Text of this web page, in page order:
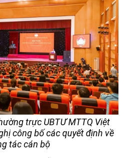
trực UBTƯ MTTQ Việt
công bố các quyết định về
tác cán bộ